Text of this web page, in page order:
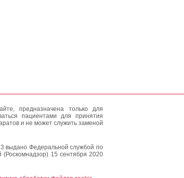
предназначена только для
пациентами для принятия
и не может служить заменой
выдано Федеральной службой по
15 сентября 2020